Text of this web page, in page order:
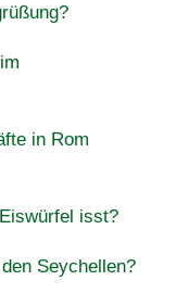
in Rom
isst?
Seychellen?